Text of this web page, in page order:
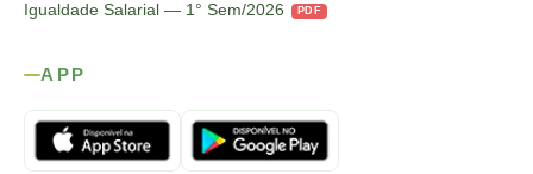
Igualdade Salarial — 1° Sem/2026
PDF
APP